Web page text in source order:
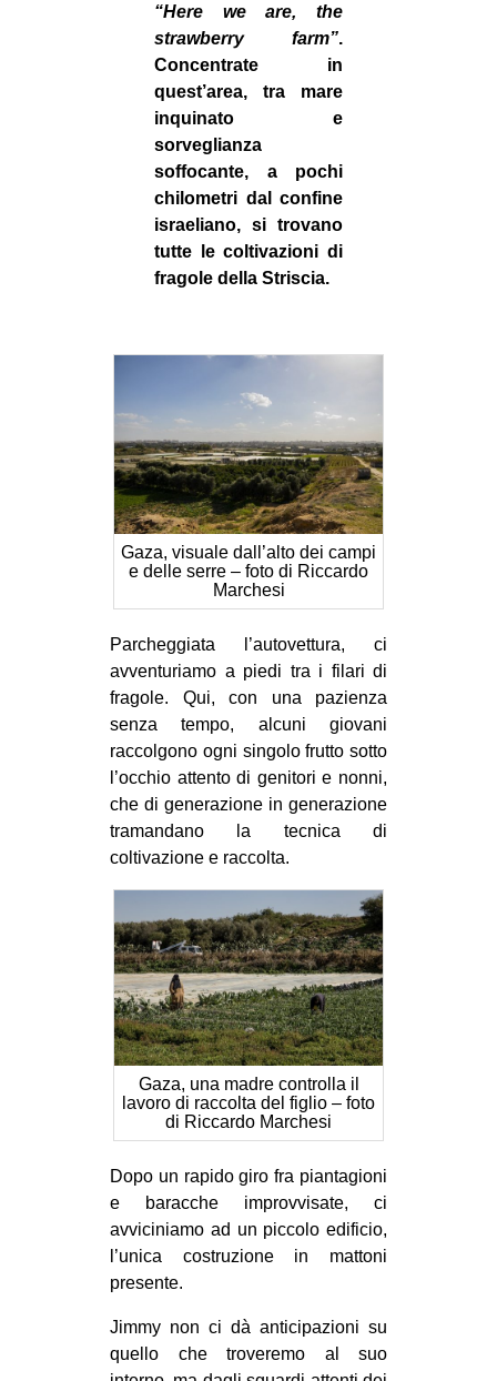
Fb
ms
SEARCH
“Here we are, the
strawberry farm”.
Concentrate in
quest’area, tra mare
inquinato e
sorveglianza
soffocante, a pochi
chilometri dal confine
israeliano, si trovano
tutte le coltivazioni di
fragole della Striscia.
Gaza, visuale dall’alto dei campi
e delle serre – foto di Riccardo
Marchesi
Parcheggiata l’autovettura, ci
avventuriamo a piedi tra i filari di
fragole. Qui, con una pazienza
senza tempo, alcuni giovani
raccolgono ogni singolo frutto sotto
l’occhio attento di genitori e nonni,
che di generazione in generazione
tramandano la tecnica di
coltivazione e raccolta.
Gaza, una madre controlla il
lavoro di raccolta del figlio – foto
di Riccardo Marchesi
Dopo un rapido giro fra piantagioni
e baracche improvvisate, ci
avviciniamo ad un piccolo edificio,
l’unica costruzione in mattoni
presente.
Jimmy non ci dà anticipazioni su
quello che troveremo al suo